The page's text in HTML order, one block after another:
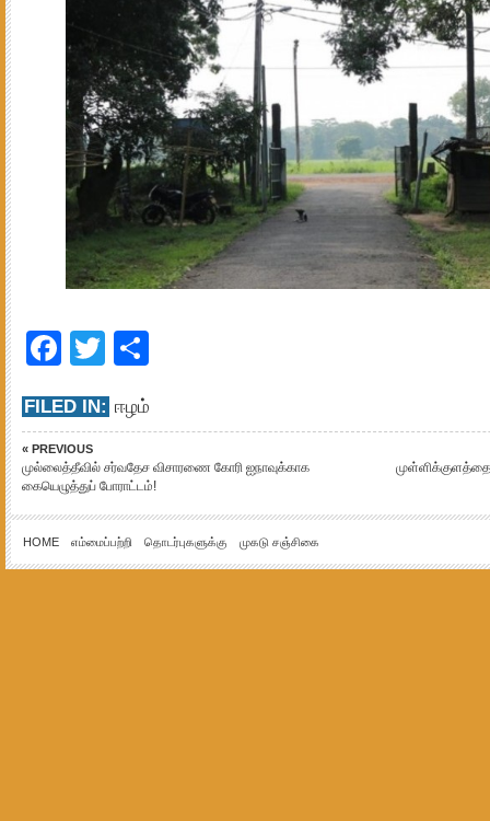
Facebook
Twitter
FILED IN: ஈழம்
« PREVIOUS
முல்லைத்தீவில் சர்வதேச விசாரணை கோரி ஐநாவுக்காக
கையெழுத்துப் போராட்டம்!
முள்ளிக்குளத்தை
HOME எம்மைப்பற்றி தொடர்புகளுக்கு முகடு சஞ்சிகை